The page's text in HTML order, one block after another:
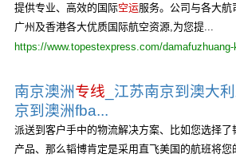
提供专业、高效的国际空运服务。公司与各大航
广州及香港各大优质国际航空资源,为您提...
https://www.topestexpress.com/damafuzhuang-
南京澳洲专线 _江苏南京到澳大
京到澳洲fba...
派送到客户手中的物流解决方案、比如您选择了
产品、那么韬博肯定是采用直飞美国的航班将